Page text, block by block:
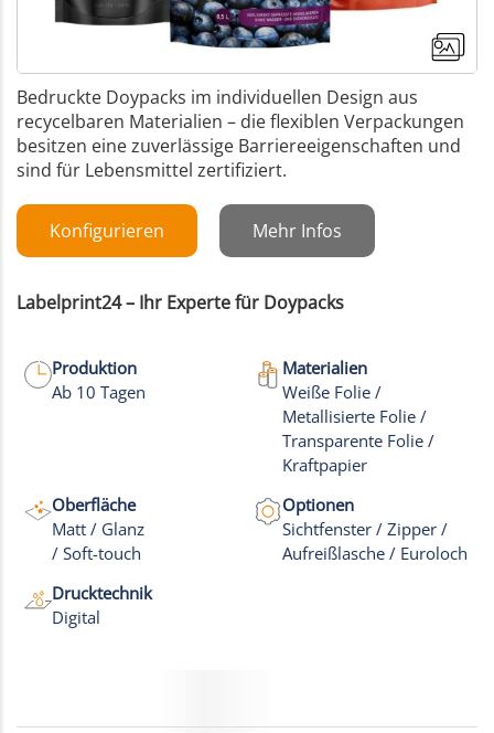
+17
Bedruckte Doypacks im individuellen Design aus
recycelbaren Materialien – die flexiblen Verpackungen
besitzen eine zuverlässige Barriereeigenschaften und
sind für Lebensmittel zertifiziert.
Konfigurieren Mehr Infos
Labelprint24 – Ihr Experte für Doypacks
Produktion
Ab 10 Tagen
Materialien
Weiße Folie /
Metallisierte Folie /
Transparente Folie /
Kraftpapier
Oberfläche
Matt / Glanz
/ Soft-touch
Optionen
Sichtfenster / Zipper /
Aufreißlasche / Euroloch
Drucktechnik
Digital